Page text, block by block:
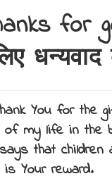
for
धन्यवाद
You for the
of my life in the
that
Your reward.